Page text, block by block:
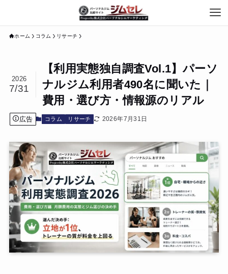
ホーム コラム リサーチ
【利用実態独自調査Vol.1】パーソ
ナルジム利用者490名に聞いた｜
費用・選び方・情報源のリアル
2026
7/31
広告 コラム リサーチ 2026年7月31日